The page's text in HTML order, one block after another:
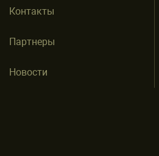
Контакты
Партнеры
Новости